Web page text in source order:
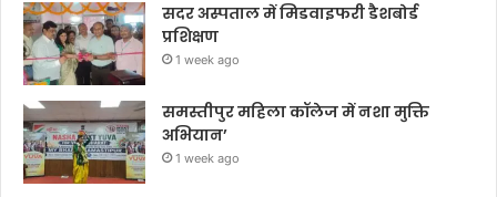
सदर अस्पताल में मिडवाइफरी डैशबोर्ड
प्रशिक्षण
1 week ago
समस्तीपुर महिला कॉलेज में नशा मुक्ति
अभियान’
1 week ago